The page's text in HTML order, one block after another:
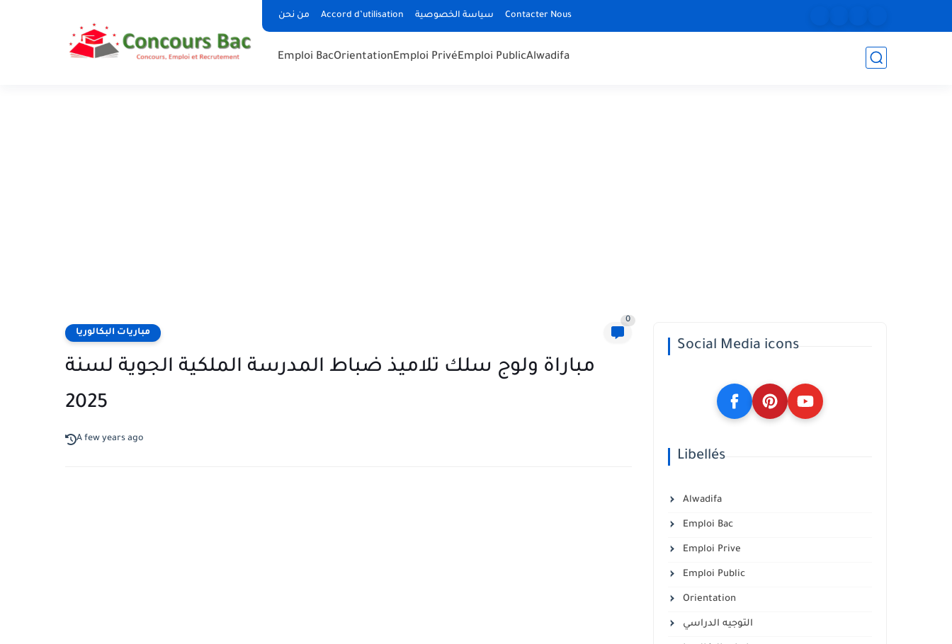
من نحن Accord d’utilisation سياسة الخصوصية Contacter Nous
Emploi BacOrientationEmploi PrivéEmploi PublicAlwadifa
مباريات البكالوريا
0
مباراة ولوج سلك تلاميذ ضباط المدرسة الملكية الجوية لسنة
2025
A few years ago
Social Media icons
Libellés
Alwadifa
Emploi Bac
Emploi Prive
Emploi Public
Orientation
التوجيه الدراسي